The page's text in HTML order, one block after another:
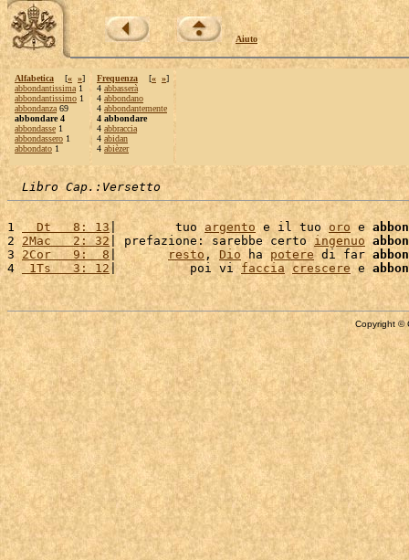
Aiuto
Alfabetica [« »]
abbondantissima 1
abbondantissimo 1
abbondanza 69
abbondare 4
abbondasse 1
abbondassero 1
abbondato 1
Frequenza [« »]
4 abbasserà
4 abbondano
4 abbondantemente
4 abbondare
4 abbraccia
4 abidan
4 abièzer
Libro Cap.:Versetto
1
  Dt   8: 13
|        tuo argento e il tuo oro e
2 2Mac   2: 32 | prefazione: sarebbe certo ingenuo
3 2Cor   9:  8 | resto , Dio ha potere di far
4
1Ts   3: 12|          poi vi faccia crescere e
Copyright ©